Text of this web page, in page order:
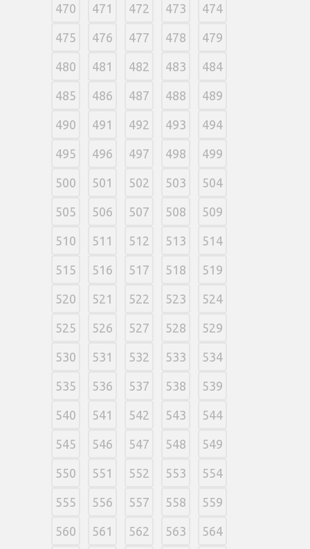
470 471 472 473 474
475 476 477 478 479
480 481 482 483 484
485 486 487 488 489
490 491 492 493 494
495 496 497 498 499
500 501 502 503 504
505 506 507 508 509
510 511 512 513 514
515 516 517 518 519
520 521 522 523 524
525 526 527 528 529
530 531 532 533 534
535 536 537 538 539
540 541 542 543 544
545 546 547 548 549
550 551 552 553 554
555 556 557 558 559
560 561 562 563 564